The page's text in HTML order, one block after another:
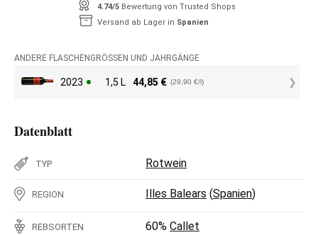
4.74/5 Bewertung von Trusted Shops
Versand ab Lager in Spanien
ANDERE FLASCHENGRÖSSEN UND JAHRGÄNGE
2023 1,5 L 44,85 € (29,90 €/l)
Datenblatt
TYP Rotwein
REGION Illes Balears (Spanien)
REBSORTEN 60% Callet